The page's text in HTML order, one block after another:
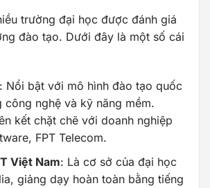
trường đại học được đánh giá
đào tạo. Dưới đây là một số cái
: Nổi bật với mô hình đào tạo quốc
công nghệ và kỹ năng mềm.
kết chặt chẽ với doanh nghiệp
FPT Telecom.
Việt Nam: Là cơ sở của đại học
giảng dạy hoàn toàn bằng tiếng